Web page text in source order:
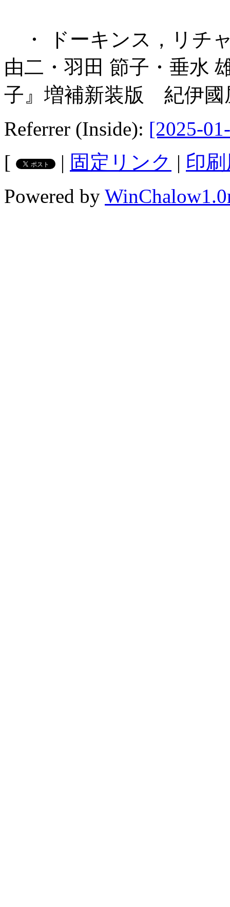
・ ドーキンス，リチ
由二・羽田 節子・垂水
子』増補新装版 紀伊國
Referrer (Inside): [2025-
[
| 固定リンク | 印
Powered by